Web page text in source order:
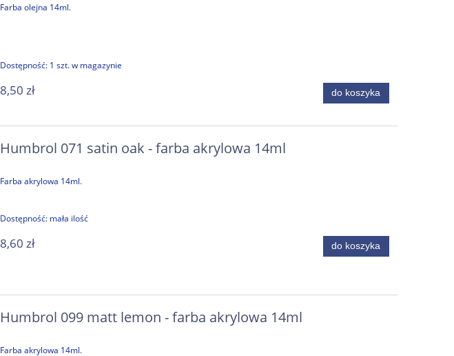
Farba olejna 14ml.
Dostępność: 1 szt. w magazynie
8,50 zł do koszyka
Humbrol 071 satin oak - farba akrylowa 14ml
Farba akrylowa 14ml.
Dostępność: mała ilość
8,60 zł do koszyka
Humbrol 099 matt lemon - farba akrylowa 14ml
Farba akrylowa 14ml.